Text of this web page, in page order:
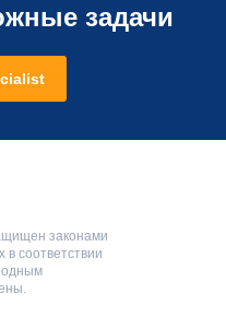
задачи
законами
в соответствии